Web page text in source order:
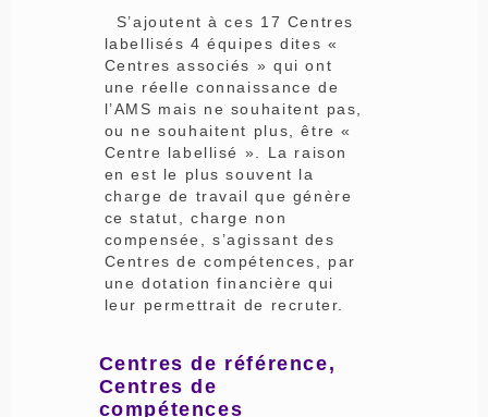
S’ajoutent à ces 17 Centres
labellisés 4 équipes dites «
Centres associés » qui ont
une réelle connaissance de
l’AMS mais ne souhaitent pas,
ou ne souhaitent plus, être «
Centre labellisé ». La raison
en est le plus souvent la
charge de travail que génère
ce statut, charge non
compensée, s’agissant des
Centres de compétences, par
une dotation financière qui
leur permettrait de recruter.
Centres de référence,
Centres de
compétences